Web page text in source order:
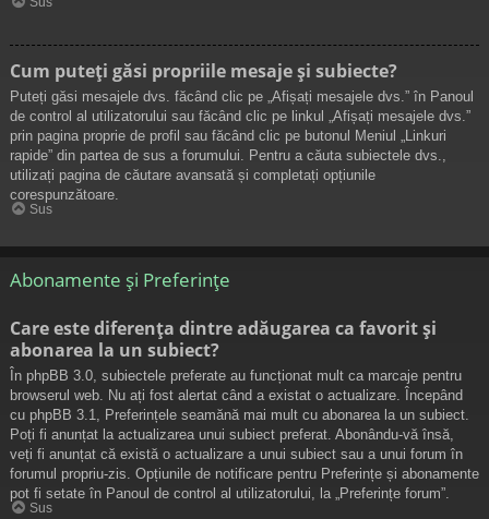
Cum puteți găsi propriile mesaje și subiecte?
Puteți găsi mesajele dvs. făcând clic pe „Afișați mesajele dvs.” în Panoul
de control al utilizatorului sau făcând clic pe linkul „Afișați mesajele dvs.”
prin pagina proprie de profil sau făcând clic pe butonul Meniul „Linkuri
rapide” din partea de sus a forumului. Pentru a căuta subiectele dvs.,
utilizați pagina de căutare avansată și completați opțiunile
corespunzătoare.
Sus
Abonamente și Preferințe
Care este diferența dintre adăugarea ca favorit și
abonarea la un subiect?
În phpBB 3.0, subiectele preferate au funcționat mult ca marcaje pentru
browserul web. Nu ați fost alertat când a existat o actualizare. Începând
cu phpBB 3.1, Preferințele seamănă mai mult cu abonarea la un subiect.
Poți fi anunțat la actualizarea unui subiect preferat. Abonându-vă însă,
veți fi anunțat că există o actualizare a unui subiect sau a unui forum în
forumul propriu-zis. Opțiunile de notificare pentru Preferințe și abonamente
pot fi setate în Panoul de control al utilizatorului, la „Preferințe forum”.
Sus